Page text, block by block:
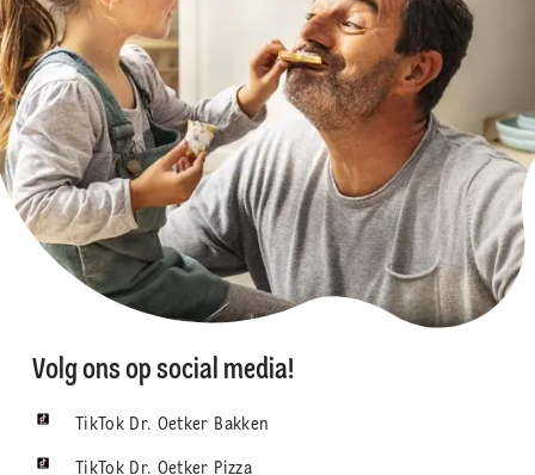
Volg ons op social media!
TikTok Dr. Oetker Bakken
TikTok Dr. Oetker Pizza